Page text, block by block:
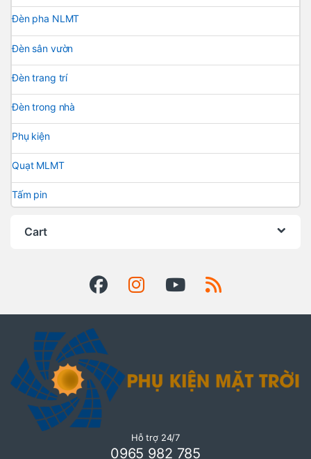
Đèn pha NLMT
Đèn sân vườn
Đèn trang trí
Đèn trong nhà
Phụ kiện
Quạt MLMT
Tấm pin
Cart
Hỗ trợ 24/7
0965 982 785